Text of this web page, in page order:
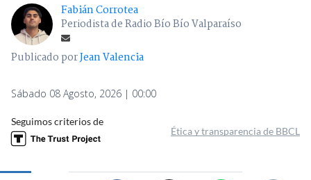
Fabián Corrotea
Periodista de Radio Bío Bío Valparaíso
Publicado porJean Valencia
Sábado 08 Agosto, 2026 | 00:00
Seguimos criterios de
Ética y transparencia de BBCL